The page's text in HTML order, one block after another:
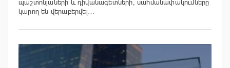
պաշտոնյաների և դիվանագետների, սահմանափակումները
կարող են վերաբերվել…